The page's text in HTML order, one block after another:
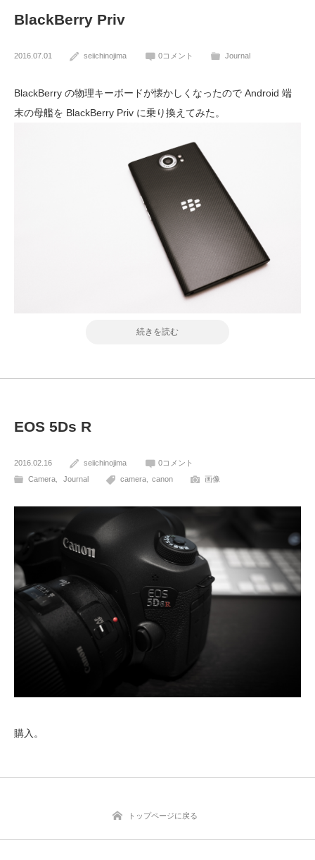
BlackBerry Priv
2016.07.01 seiichinojima 0コメント Journal
BlackBerry の物理キーボードが懐かしくなったので Android 端
末の母艦を BlackBerry Priv に乗り換えてみた。
続きを読む
EOS 5Ds R
2016.02.16 seiichinojima
0コメント
Camera
Journal camera canon 画像
購入。
トップページに戻る